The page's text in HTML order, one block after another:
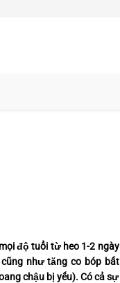
độ tuổi từ heo 1-2 ngày
như tăng co bóp bất
chậu bị yếu). Có cả sự